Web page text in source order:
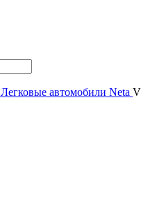
Легковые автомобили Neta V